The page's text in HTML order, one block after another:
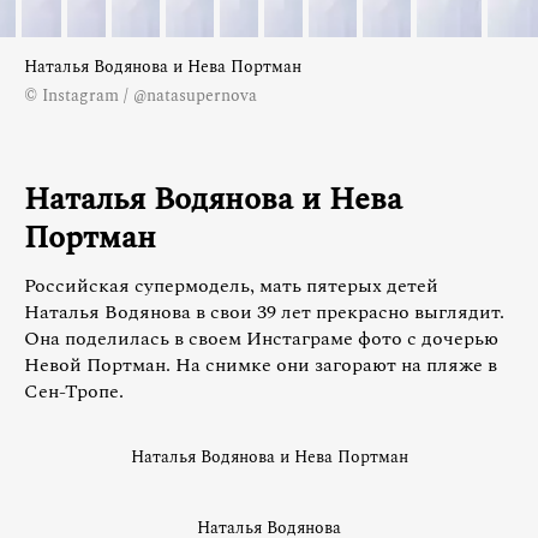
Наталья Водянова и Нева Портман
© Instagram / @natasupernova
Наталья Водянова и Нева
Портман
Российская супермодель, мать пятерых детей
Наталья Водянова в свои 39 лет прекрасно выглядит.
Она поделилась в своем Инстаграме фото с дочерью
Невой Портман. На снимке они загорают на пляже в
Сен-Тропе.
Наталья Водянова и Нева Портман
Наталья Водянова